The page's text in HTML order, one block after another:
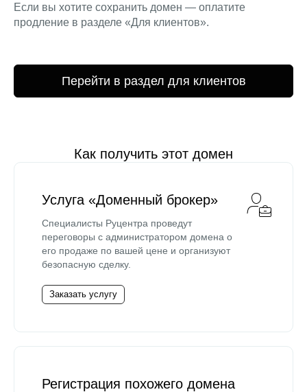
Если вы хотите сохранить домен — оплатите
продление в разделе «Для клиентов».
Перейти в раздел для клиентов
Как получить этот домен
Услуга «Доменный брокер»
Специалисты Руцентра проведут
переговоры с администратором домена о
его продаже по вашей цене и организуют
безопасную сделку.
Заказать услугу
Регистрация похожего домена